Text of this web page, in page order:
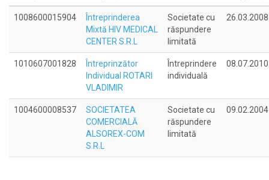
1008600015904
Întreprinderea
Mixtă HIV MEDICAL
CENTER S.R.L
Societate cu
răspundere
limitată
26.03.2008
1010607001828
Întreprinzător
Individual ROTARI
VLADIMIR
Întreprindere
individuală
08.07.2010
1004600008537
SOCIETATEA
COMERCIALĂ
ALSOREX-COM
S.R.L
Societate cu
răspundere
limitată
09.02.2004